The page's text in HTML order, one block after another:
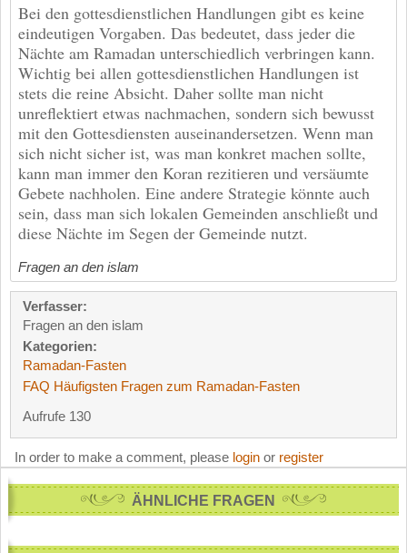
Bei den gottesdienstlichen Handlungen gibt es keine
eindeutigen Vorgaben. Das bedeutet, dass jeder die
Nächte am Ramadan unterschiedlich verbringen kann.
Wichtig bei allen gottesdienstlichen Handlungen ist
stets die reine Absicht. Daher sollte man nicht
unreflektiert etwas nachmachen, sondern sich bewusst
mit den Gottesdiensten auseinandersetzen. Wenn man
sich nicht sicher ist, was man konkret machen sollte,
kann man immer den Koran rezitieren und versäumte
Gebete nachholen. Eine andere Strategie könnte auch
sein, dass man sich lokalen Gemeinden anschließt und
diese Nächte im Segen der Gemeinde nutzt.
Fragen an den islam
Verfasser:
Fragen an den islam
Kategorien:
Ramadan-Fasten
FAQ Häufigsten Fragen zum Ramadan-Fasten
Aufrufe 130
In order to make a comment, please login or register
ÄHNLICHE FRAGEN